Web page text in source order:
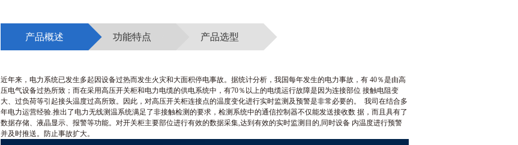
产品概述 功能特点 产品选型
近年来，电力系统已发生多起因设备过热而发生火灾和大面积停电事故。据统计分析，我国每年发生的电力事故，有 40％是由高
压电气设备过热所致；而在采用高压开关柜和电力电缆的供电系统中，有70％以上的电缆运行故障是因为连接部位 接触电阻变
大、过负荷等引起接头温度过高所致。因此，对高压开关柜连接点的温度变化进行实时监测及预警是非常必要的。 我司在结合多
年电力运营经验.推出了电力无线测温系统满足了非接触检测的要求，检测系统中的通信控制器不仅能发送接收数 据，而且具有了
数据存储、液晶显示、报警等功能。对开关柜主要部位进行有效的数据采集,达到有效的实时监测目的,同时设备 内温度进行预警
并及时推送。防止事故扩大。